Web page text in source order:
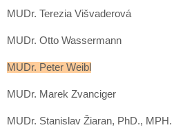
MUDr. Terezia Višvaderová
MUDr. Otto Wassermann
MUDr. Peter Weibl
MUDr. Marek Zvanciger
MUDr. Stanislav Žiaran, PhD., MPH.